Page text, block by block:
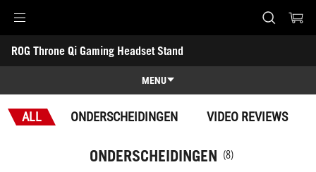
Accessibility links
Skip to content
Accessibility Help
Skip to Menu
ASUS voettekst
ROG Throne Qi Gaming Headset Stand
-
MENU
Characteristics
Onderscheidingen
ALL ONDERSCHEIDINGEN VIDEO REVIEWS
ONDERSCHEIDINGEN (8)